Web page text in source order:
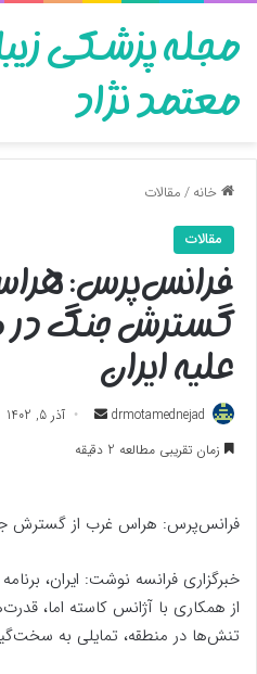
مجله پزشکی
معتمد نژاد
خانه/مقالات
مقالات
فرانس‌پرس:
گسترش جنگ در
علیه ایران
drmotamednejad
ارسال
به
آذر 5, 1402
زمان تقریبی مطالعه 2 دقیقه
فرانس‌پرس: هراس غرب از گسترش
خبرگزاری فرانسه نوشت: ایران،
از همکاری با آژانس کاسته اما،
تنش‌ها در منطقه، تمایلی به